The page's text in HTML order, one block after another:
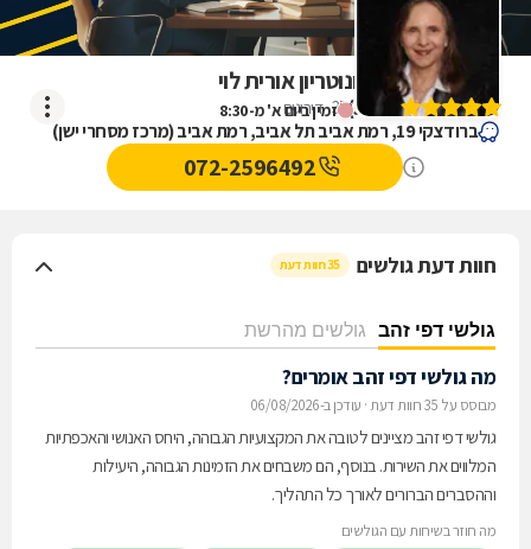
זמין ביום א' מ-8:30
ביקורת על עו"ד ונוטריון אורית לוי
(
5
)
35דירוגים
ברודצקי 19, רמת אביב תל אביב, רמת אביב (מרכז מסחרי ישן)
072-2596492
חוות דעת גולשים 35 חוות דעת
גולשי דפי זהב גולשים מהרשת
מה גולשי דפי זהב אומרים?
מבוסס על 35 חוות דעת · עודכן ב-06/08/2026
גולשי דפי זהב מציינים לטובה את המקצועיות הגבוהה, היחס האנושי והאכפתיות
המלווים את השירות. בנוסף, הם משבחים את הזמינות הגבוהה, היעילות
וההסברים הברורים לאורך כל התהליך.
מה חוזר בשיחות עם הגולשים